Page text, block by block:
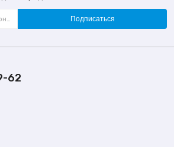
Подписаться
62